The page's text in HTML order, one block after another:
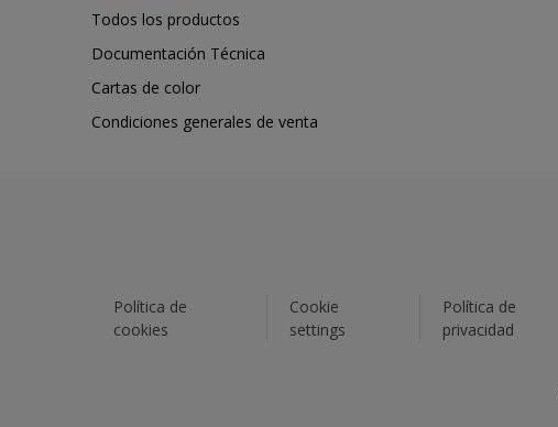
Todos los productos
Documentación Técnica
Cartas de color
Condiciones generales de venta
Política de
cookies
Cookie
settings
Política de
privacidad